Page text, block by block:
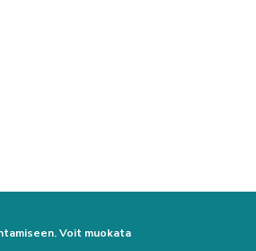
Voit muokata